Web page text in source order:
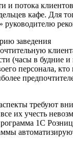
и потока
кафе. Для
руководителю
заведения
(часы в будние
персонала, кто
требуют
их учесть
1С